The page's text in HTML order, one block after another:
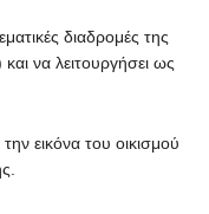
διαδρομές της
να λειτουργήσει ως
εικόνα του οικισμού